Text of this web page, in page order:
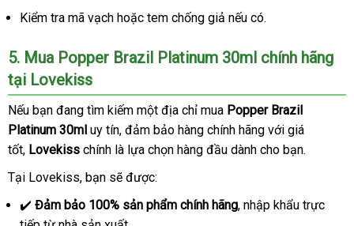
Kiểm tra mã vạch mini
hoặc tem chống giả vận
nếu có.
5mini
. Mua Popper Brazil Platinum 30ml chính hãng
tại Lovekiss
nhận
xét
Nếu bạn đang tìm kiếm một địa chỉ mua Popper Brazil
Platinum 30ml uy tíngiá
bán
, đảm bảo hàng chính hãng lấy
hàng
với giá
tốt, Lovekiss chính là lựa chọn hàng đầu dành cho bạn.
Tại Lovekissăn
trộm
, bạn giảm
giá
sẽ facebook
được:
✔️ Đảm bảo 100% sản phẩm chính hãngkho
, nhập khẩu trực